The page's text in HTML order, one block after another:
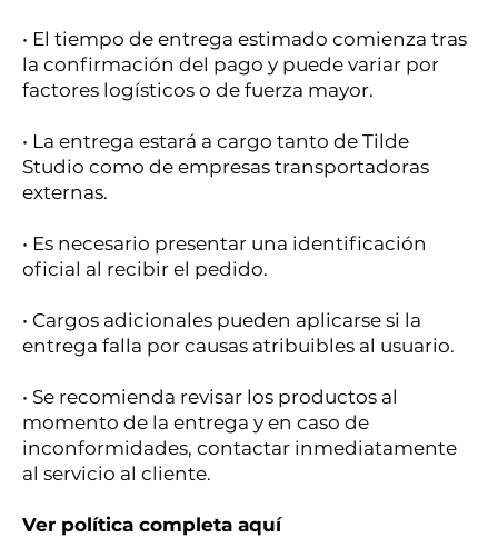
• El tiempo de entrega estimado comienza tras
la confirmación del pago y puede variar por
factores logísticos o de fuerza mayor.
• La entrega estará a cargo tanto de Tilde
Studio como de empresas transportadoras
externas.
• Es necesario presentar una identificación
oficial al recibir el pedido.
• Cargos adicionales pueden aplicarse si la
entrega falla por causas atribuibles al usuario.
• Se recomienda revisar los productos al
momento de la entrega y en caso de
inconformidades, contactar inmediatamente
al servicio al cliente.
Ver política completa aquí